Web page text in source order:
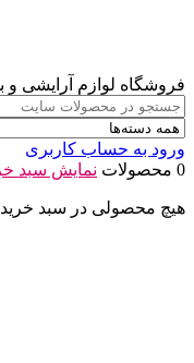
فروشگاه لوازم آرایشی و
ورود به حساب کاربری
0 محصولات
نمایش سبد
هیچ محصولی در سبد